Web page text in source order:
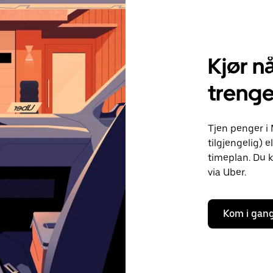
Kjør
Tjen penger i
tilgjengelig)
timeplan. Du
via Uber.
Kom i